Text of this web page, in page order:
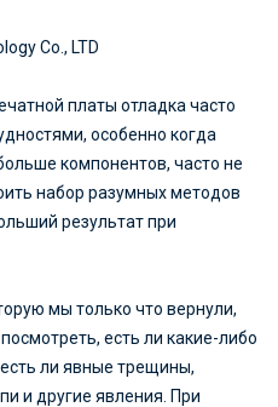
Co., LTD
платы отладка часто
особенно когда
компонентов, часто не
набор разумных методов
результат при
мы только что вернули,
есть ли какие-либо
ли явные трещины,
и другие явления. При